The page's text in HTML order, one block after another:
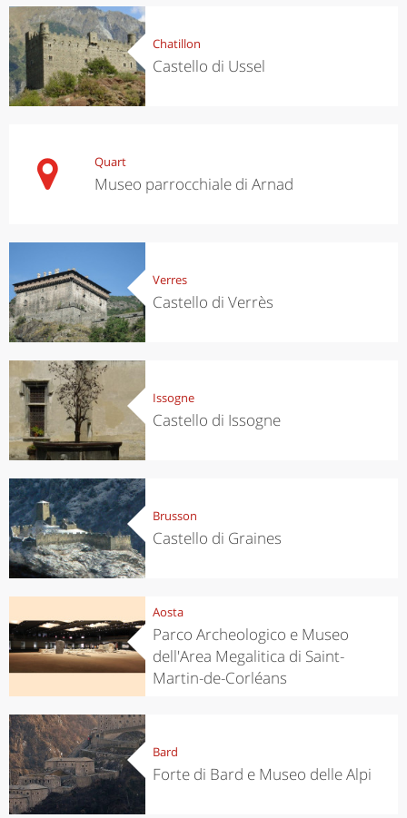
Chatillon
Castello di Ussel
Quart
Museo parrocchiale di Arnad
Verres
Castello di Verrès
Issogne
Castello di Issogne
Brusson
Castello di Graines
Aosta
Parco Archeologico e Museo
dell'Area Megalitica di Saint-
Martin-de-Corléans
Bard
Forte di Bard e Museo delle Alpi